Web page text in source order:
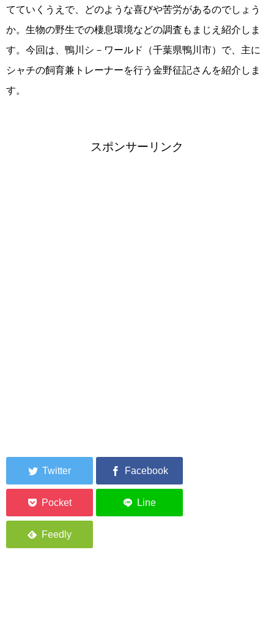
てて­いくうえで、どのような喜びや苦労があるのでしょう
か。生物の野生での棲息環境などの­調査もまじえ紹介しま
す。今回は、鴨川シ－ワールド（千葉県鴨川市）で、主に
シャチの­飼育兼トレーナーを行う金野征記さんを紹介しま
す。
スポンサーリンク